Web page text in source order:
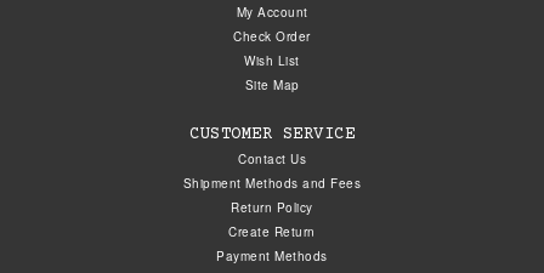
My Account
Check Order
Wish List
Site Map
CUSTOMER SERVICE
Contact Us
Shipment Methods and Fees
Return Policy
Create Return
Payment Methods